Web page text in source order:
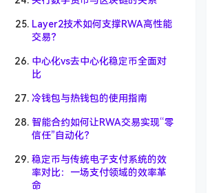
Layer2技术如何支撑RWA高性能
交易？
中心化vs去中心化稳定币全面对
比
冷钱包与热钱包的使用指南
智能合约如何让RWA交易实现“零
信任”自动化？
稳定币与传统电子支付系统的效
率对比：一场支付领域的效率革
命